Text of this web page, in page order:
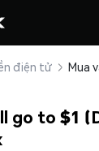
điện tử
go to $1